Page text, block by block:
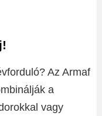
Az Armaf
a
vagy